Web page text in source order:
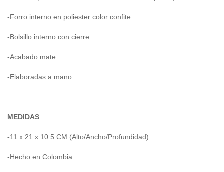
-Forro interno en poliester color confite.
-Bolsillo interno con cierre.
-Acabado mate.
-Elaboradas a mano.
MEDIDAS
-11 x 21 x 10.5 CM (Alto/Ancho/Profundidad).
-Hecho en Colombia.